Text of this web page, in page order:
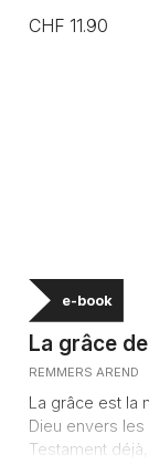
CHF 11.90
e-book
La grâce
REMMERS AREND
La grâce est la
Dieu envers
Testament déjà,